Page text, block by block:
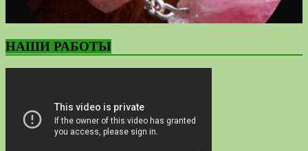
НАШИ РАБОТЫ